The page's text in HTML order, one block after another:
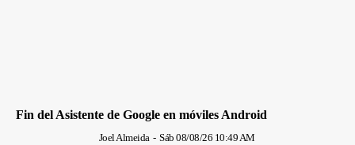
Fin del Asistente de Google en móviles Android
Joel Almeida - Sáb 08/08/26 10:49 AM